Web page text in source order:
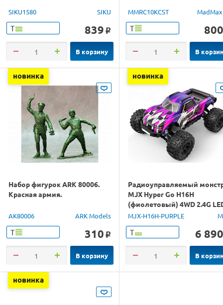
SIKU1580 SIKU
Т 839 o
В корзину
MMRC10KCST
Т 800
В
новинка
Набор фигурок ARK 80006.
Красная армия.
AK80006 ARK Models
Т 310 o
В корзину
новинка
Радиоуправляемый
MJX Hyper Go H16H
(фиолетовый) 4WD 2.4G
GPS 1/16 RTR
MJX-H16H-PURPLE
Т 6 890
В
новинка